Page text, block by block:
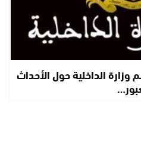
الداخلية حول الأحداث